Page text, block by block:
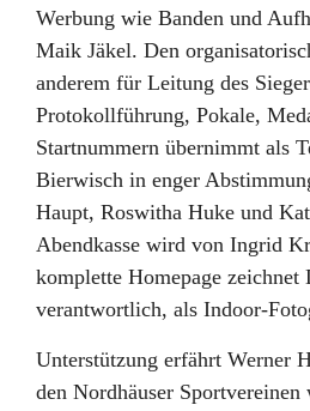
Werbung wie Banden und
Maik Jäkel. Den
anderem für Leitung des
Protokollführung, Pokale,
Startnummern übernimmt als
Bierwisch in enger
Haupt, Roswitha Huke und
Abendkasse wird von Ingrid
komplette Homepage
verantwortlich, als Indoor-
Unterstützung erfährt Werner
den Nordhäuser